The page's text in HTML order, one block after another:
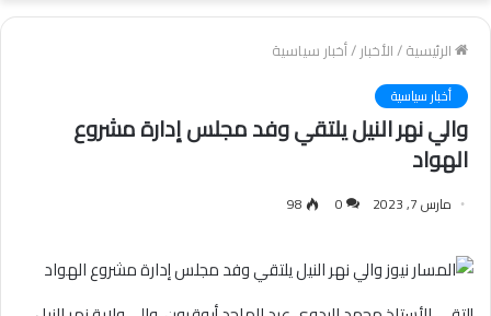
الرئيسية/الأخبار/أخبار سياسية
أخبار سياسية
والي نهر النيل يلتقي وفد مجلس إدارة مشروع
الهواد
مارس 7, 2023 0
98